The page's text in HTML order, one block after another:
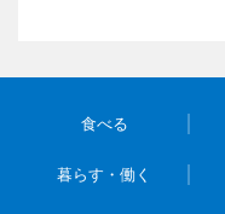
食べる
暮らす・働く